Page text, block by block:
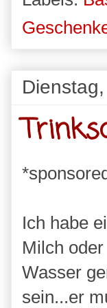
Ich habe
Milch
Wasser
sein...er